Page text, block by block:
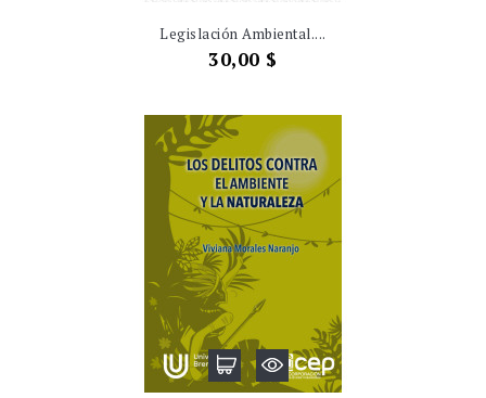
Legislación Ambiental....
Precio
30,00 $